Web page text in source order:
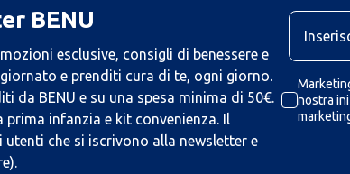
BENU
esclusive, consigli di benessere e
e prenditi cura di te, ogni giorno.
da BENU e su una spesa minima di 50€.
infanzia e kit convenienza. Il
che si iscrivono alla newsletter e
nostra